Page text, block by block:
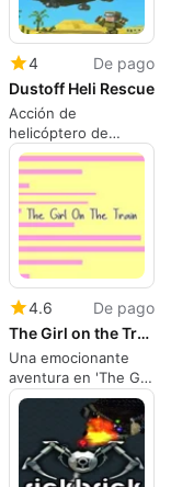
4
De pago
Dustoff Heli Rescue
Acción de
helicóptero de
rescate voxel con
combate y misiones
seguras para niños
4.6
De pago
The Girl on the Train
Una emocionante
aventura en 'The Girl
on the Train'